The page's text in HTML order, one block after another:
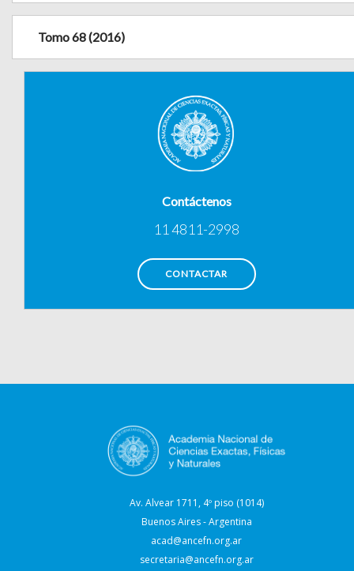
Tomo 68 (2016)
Contáctenos
11 4811-2998
CONTACTAR
Av. Alvear 1711, 4º piso (1014)
Buenos Aires - Argentina
acad@ancefn.org.ar
secretaria@ancefn.org.ar